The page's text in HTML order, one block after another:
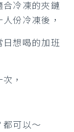
合冷凍的夾鏈
份冷凍後，
日想喝的加班
，
都可以～